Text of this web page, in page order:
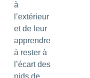
à
l’extérieur
et de leur
apprendre
à rester à
l’écart des